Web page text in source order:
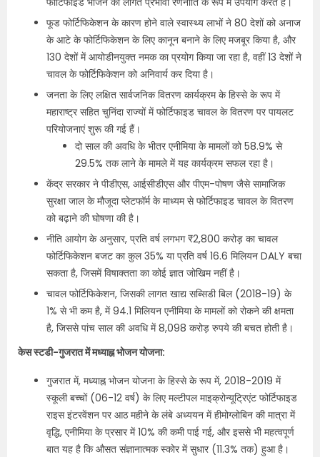
फूड फोर्टिफिकेशन के कारण होने वाले स्वास्थ्य लाभों ने 80 देशों को अनाज
के आटे के फोर्टिफिकेशन के लिए कानून बनाने के लिए मजबूर किया है, और
130 देशों में आयोडीनयुक्त नमक का प्रयोग किया जा रहा है, वहीं 13 देशों ने
चावल के फोर्टिफिकेशन को अनिवार्य कर दिया है।
जनता के लिए लक्षित सार्वजनिक वितरण कार्यक्रम के हिस्से के रूप में
महाराष्ट्र सहित चुनिंदा राज्यों में फोर्टिफाइड चावल के वितरण पर पायलट
परियोजनाएं शुरू की गई हैं।
दो साल की अवधि के भीतर एनीमिया के मामलों को 58.9% से
29.5% तक लाने के मामले में यह कार्यक्रम सफल रहा है।
केंद्र सरकार ने पीडीएस, आईसीडीएस और पीएम-पोषण जैसे सामाजिक
सुरक्षा जाल के मौजूदा प्लेटफॉर्म के माध्यम से फोर्टिफाइड चावल के वितरण
को बढ़ाने की घोषणा की है।
नीति आयोग के अनुसार, प्रति वर्ष लगभग ₹2,800 करोड़ का चावल
फोर्टिफिकेशन बजट का कुल 35% या प्रति वर्ष 16.6 मिलियन DALY बचा
सकता है, जिसमें विषाक्तता का कोई ज्ञात जोखिम नहीं है।
चावल फोर्टिफिकेशन, जिसकी लागत खाद्य सब्सिडी बिल (2018-19) के
1% से भी कम है, में 94.1 मिलियन एनीमिया के मामलों को रोकने की क्षमता
है, जिससे पांच साल की अवधि में 8,098 करोड़ रुपये की बचत होती है।
केस स्टडी-गुजरात में मध्याह्न भोजन योजना:
गुजरात में, मध्याह्न भोजन योजना के हिस्से के रूप में, 2018-2019 में
स्कूली बच्चों (06-12 वर्ष) के लिए मल्टीपल माइक्रोन्यूट्रिएंट फोर्टिफाइड
राइस इंटरवेंशन पर आठ महीने के लंबे अध्ययन में हीमोग्लोबिन की मात्रा में
वृद्धि, एनीमिया के प्रसार में 10% की कमी पाई गई, और इससे भी महत्वपूर्ण
बात यह है कि औसत संज्ञानात्मक स्कोर में सुधार (11.3% तक) हुआ है।